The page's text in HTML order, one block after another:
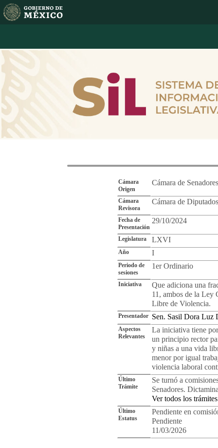
Cámara
Origen
Cámara de Senadores
Cámara
Revisora
Cámara de Diputados
Fecha de
Presentación
29/10/2024
Legislatura LXVI
Año I
Periodo de
sesiones
1er Ordinario
Iniciativa
Que adiciona una
11, ambos de la Ley
Libre de Violencia.
Presentador Sen. Sasil Dora Luz
Aspectos
Relevantes
La iniciativa tiene
un principio rector
y niñas a una vida
menor por igual
violencia laboral
Último
Trámite
Se turnó a
Senadores.
Ver todos los trámites
Último
Estatus
Pendiente en
Pendiente
11/03/2026